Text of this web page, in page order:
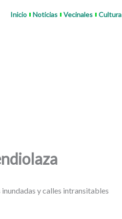
Inicio Noticias Vecinales Cultura
y calles intransitables